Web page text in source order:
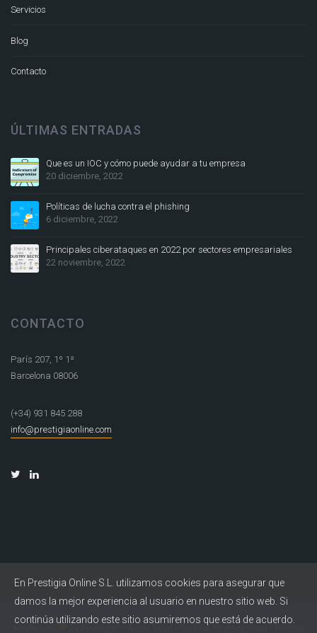
Servicios
Blog
Contacto
ÚLTIMAS ENTRADAS
Que es un IOC y cómo puede ayudar a tu empresa
20 diciembre, 2022
Políticas de lucha contra el phishing
6 diciembre, 2022
Principales ciberataques en 2022 por sectores empresariales
22 noviembre, 2022
CONTACTO
París 207, 1º 1ª
Barcelona 08006
(+34) 931 845 288
info@prestigiaonline.com
Política de privacidad
En Prestigia Online S.L. utilizamos cookies para asegurar que
damos la mejor experiencia al usuario en nuestro sitio web. Si
continúa utilizando este sitio asumiremos que está de acuerdo.